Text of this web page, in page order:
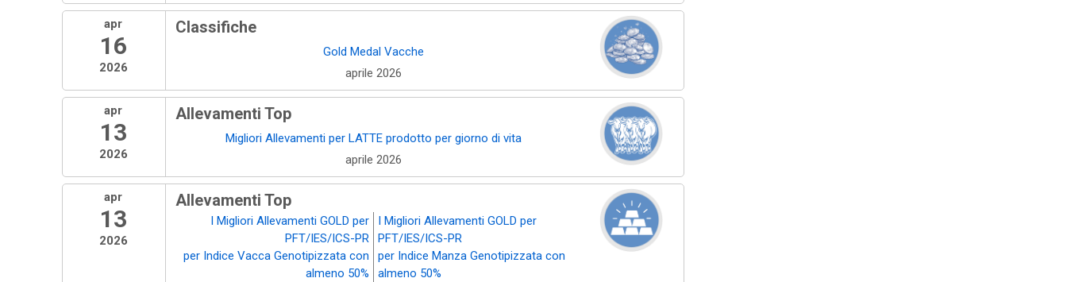
apr
16
2026
Classifiche
Gold Medal Vacche
aprile 2026
apr
13
2026
Allevamenti Top
Migliori Allevamenti per LATTE prodotto per giorno di vita
aprile 2026
apr
13
2026
Allevamenti Top
I Migliori Allevamenti GOLD per
PFT/IES/ICS-PR
per Indice Vacca Genotipizzata con
almeno 50%
I Migliori Allevamenti GOLD per
PFT/IES/ICS-PR
per Indice Manza Genotipizzata con
almeno 50%